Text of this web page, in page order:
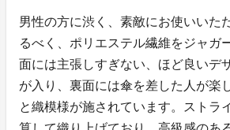
男性の方に渋く、素敵にお使いいた
るべく、ポリエステル繊維をジャガ
面には主張しすぎない、ほど良いデ
が入り、裏面には傘を差した人が楽
と織模様が施されています。ストラ